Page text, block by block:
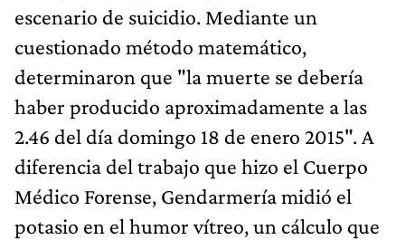
escenario de suicidio. Mediante un
cuestionado método matemático,
determinaron que "la muerte se debería
haber producido aproximadamente a las
2.46 del día domingo 18 de enero 2015". A
diferencia del trabajo que hizo el Cuerpo
Médico Forense, Gendarmería midió el
potasio en el humor vítreo, un cálculo que